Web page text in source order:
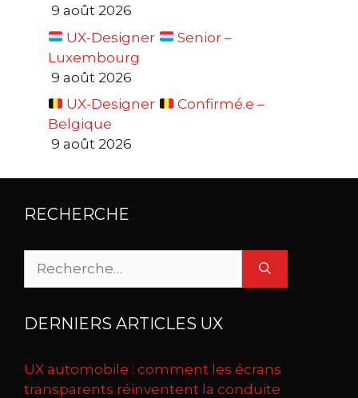
9 août 2026
UX-Designer
Senior –
Luxembourg
9 août 2026
UX-Designer
Confirmé.e –
Belgique
9 août 2026
RECHERCHE
Rechercher :
DERNIERS ARTICLES UX
UX automobile : comment les écrans
transparents réinventent la conduite